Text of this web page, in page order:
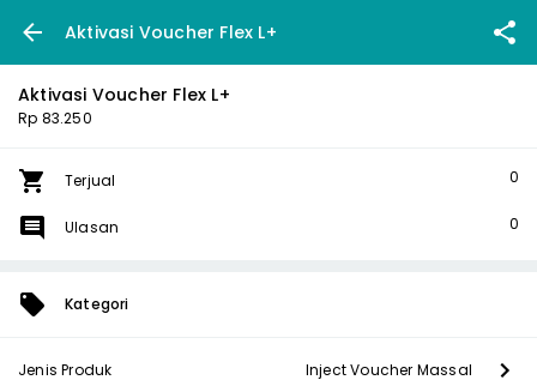
Aktivasi Voucher Flex L+
Aktivasi Voucher Flex L+
Rp 83.250
Terjual 0
Ulasan 0
Kategori
Jenis Produk Inject Voucher Massal